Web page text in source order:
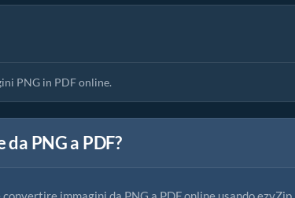
PNG in PDF online.
PNG a PDF?